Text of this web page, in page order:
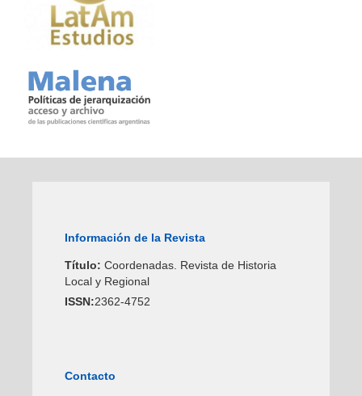
Información de la Revista
Título: Coordenadas. Revista de Historia
Local y Regional
ISSN:2362-4752
Contacto